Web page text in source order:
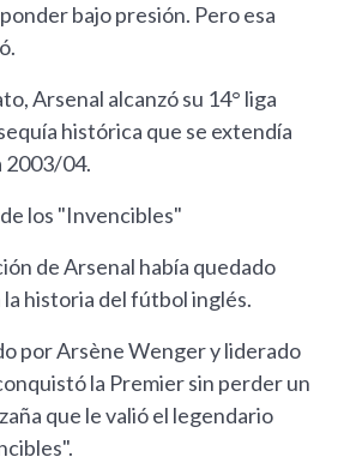
bajo presión. Pero esa
Arsenal alcanzó su 14° liga
histórica que se extendía
2003/04.
los "Invencibles"
de Arsenal había quedado
historia del fútbol inglés.
por Arsène Wenger y liderado
la Premier sin perder un
que le valió el legendario